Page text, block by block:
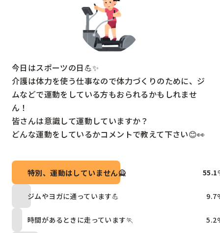
今日はスポーツの日💪✨
介護は体力を使う仕事なので体力づくりのために、ジ
ムなどで運動をしている方もおられるかもしれませ
ん！
皆さんは意識して運動していますか？
どんな運動をしているかコメントで教えて下さい😊👀
特別、運動はしていません🙅 55.1
ジムやヨガに通っています💪 9.7
時間があるときに走っています🏃 5.2